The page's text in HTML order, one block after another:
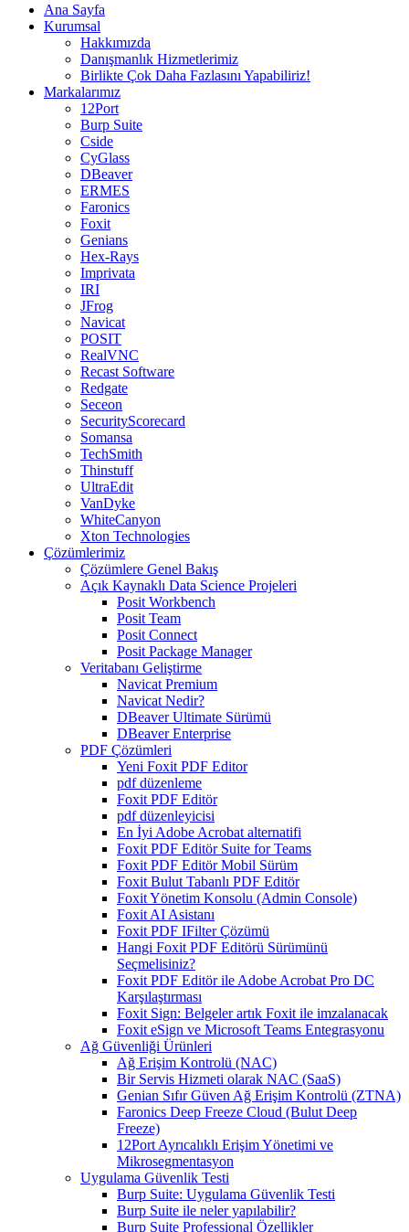
Ana Sayfa
Kurumsal
Hakkımızda
Danışmanlık Hizmetlerimiz
Birlikte Çok Daha Fazlasını Yapabiliriz!
Markalarımız
12Port
Burp Suite
Cside
CyGlass
DBeaver
ERMES
Faronics
Foxit
Genians
Hex-Rays
Imprivata
IRI
JFrog
Navicat
POSIT
RealVNC
Recast Software
Redgate
Seceon
SecurityScorecard
Somansa
TechSmith
Thinstuff
UltraEdit
VanDyke
WhiteCanyon
Xton Technologies
Çözümlerimiz
Çözümlere Genel Bakış
Açık Kaynaklı Data Science Projeleri
Posit Workbench
Posit Team
Posit Connect
Posit Package Manager
Veritabanı Geliştirme
Navicat Premium
Navicat Nedir?
DBeaver Ultimate Sürümü
DBeaver Enterprise
PDF Çözümleri
Yeni Foxit PDF Editor
pdf düzenleme
Foxit PDF Editör
pdf düzenleyicisi
En İyi Adobe Acrobat alternatifi
Foxit PDF Editör Suite for Teams
Foxit PDF Editör Mobil Sürüm
Foxit Bulut Tabanlı PDF Editör
Foxit Yönetim Konsolu (Admin Console)
Foxit AI Asistanı
Foxit PDF IFilter Çözümü
Hangi Foxit PDF Editörü Sürümünü
Seçmelisiniz?
Foxit PDF Editör ile Adobe Acrobat Pro DC
Karşılaştırması
Foxit Sign: Belgeler artık Foxit ile imzalanacak
Foxit eSign ve Microsoft Teams Entegrasyonu
Ağ Güvenliği Ürünleri
Ağ Erişim Kontrolü (NAC)
Bir Servis Hizmeti olarak NAC (SaaS)
Genian Sıfır Güven Ağ Erişim Kontrolü (ZTNA)
Faronics Deep Freeze Cloud (Bulut Deep
Freeze)
12Port Ayrıcalıklı Erişim Yönetimi ve
Mikrosegmentasyon
Uygulama Güvenlik Testi
Burp Suite: Uygulama Güvenlik Testi
Burp Suite ile neler yapılabilir?
Burp Suite Professional Özellikler